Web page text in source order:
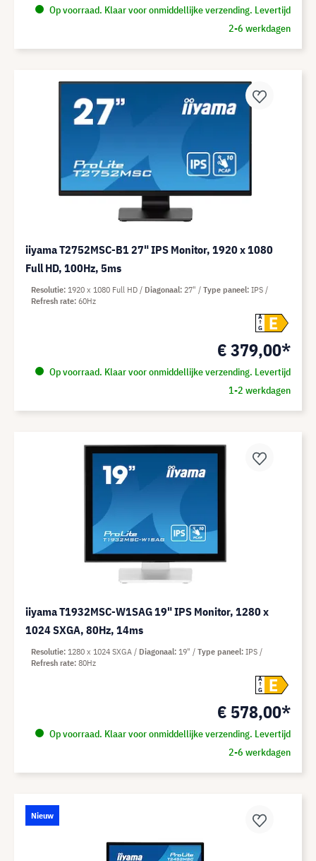
Op voorraad. Klaar voor onmiddellijke verzending. Levertijd
2-6 werkdagen
iiyama T2752MSC-B1 27" IPS Monitor, 1920 x 1080
Full HD, 100Hz, 5ms
A
G
E
€ 379,00*
Op voorraad. Klaar voor onmiddellijke verzending. Levertijd
1-2 werkdagen
Resolutie 1920 x 1080 Full HD Diagonaal 27" Type paneel IPS
Refresh rate 60Hz
iiyama T1932MSC-W1SAG 19" IPS Monitor, 1280 x
1024 SXGA, 80Hz, 14ms
A
G
E
€ 578,00*
Op voorraad. Klaar voor onmiddellijke verzending. Levertijd
2-6 werkdagen
Resolutie 1280 x 1024 SXGA Diagonaal 19" Type paneel IPS
Refresh rate 80Hz
Nieuw